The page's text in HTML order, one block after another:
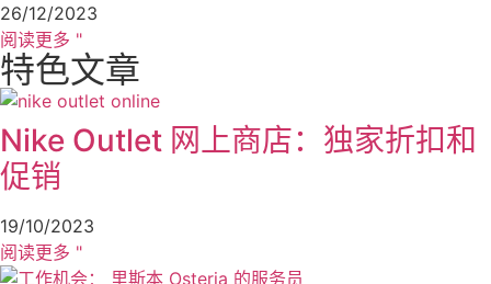
26/12/2023
阅读更多 "
特色文章
Nike Outlet 网上商店：独家折扣和
促销
19/10/2023
阅读更多 "